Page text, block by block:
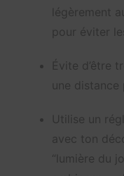
légèrement
pour éviter
Évite d’être
une distance
Utilise un
avec ton
“lumière du